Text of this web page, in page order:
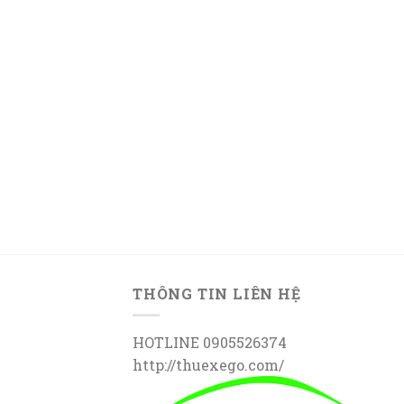
THÔNG TIN LIÊN HỆ
HOTLINE 0905526374
http://thuexego.com/